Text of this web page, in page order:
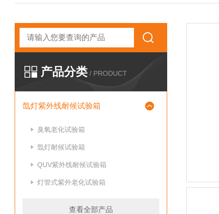
产品分类 / PRODUCT
氙灯紫外线耐候试验箱
臭氧老化试验箱
氙灯耐候试验箱
QUV紫外线耐候试验箱
灯管式紫外老化试验箱
查看全部产品